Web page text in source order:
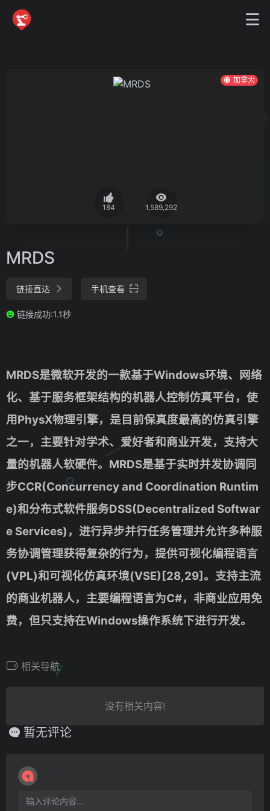
加拿大
184 1,589,292
MRDS
链接直达 手机查看
链接成功:1.1秒
MRDS是微软开发的一款基于Windows环境、网络
化、基于服务框架结构的机器人控制仿真平台，使
用PhysX物理引擎，是目前保真度最高的仿真引擎
之一，主要针对学术、爱好者和商业开发，支持大
量的机器人软硬件。MRDS是基于实时并发协调同
步CCR(Concurrency and Coordination Runtim
e)和分布式软件服务DSS(Decentralized Softwar
e Services)，进行异步并行任务管理并允许多种服
务协调管理获得复杂的行为，提供可视化编程语言
(VPL)和可视化仿真环境(VSE)[28,29]。支持主流
的商业机器人，主要编程语言为C#，非商业应用免
费，但只支持在Windows操作系统下进行开发。
相关导航
没有相关内容!
暂无评论